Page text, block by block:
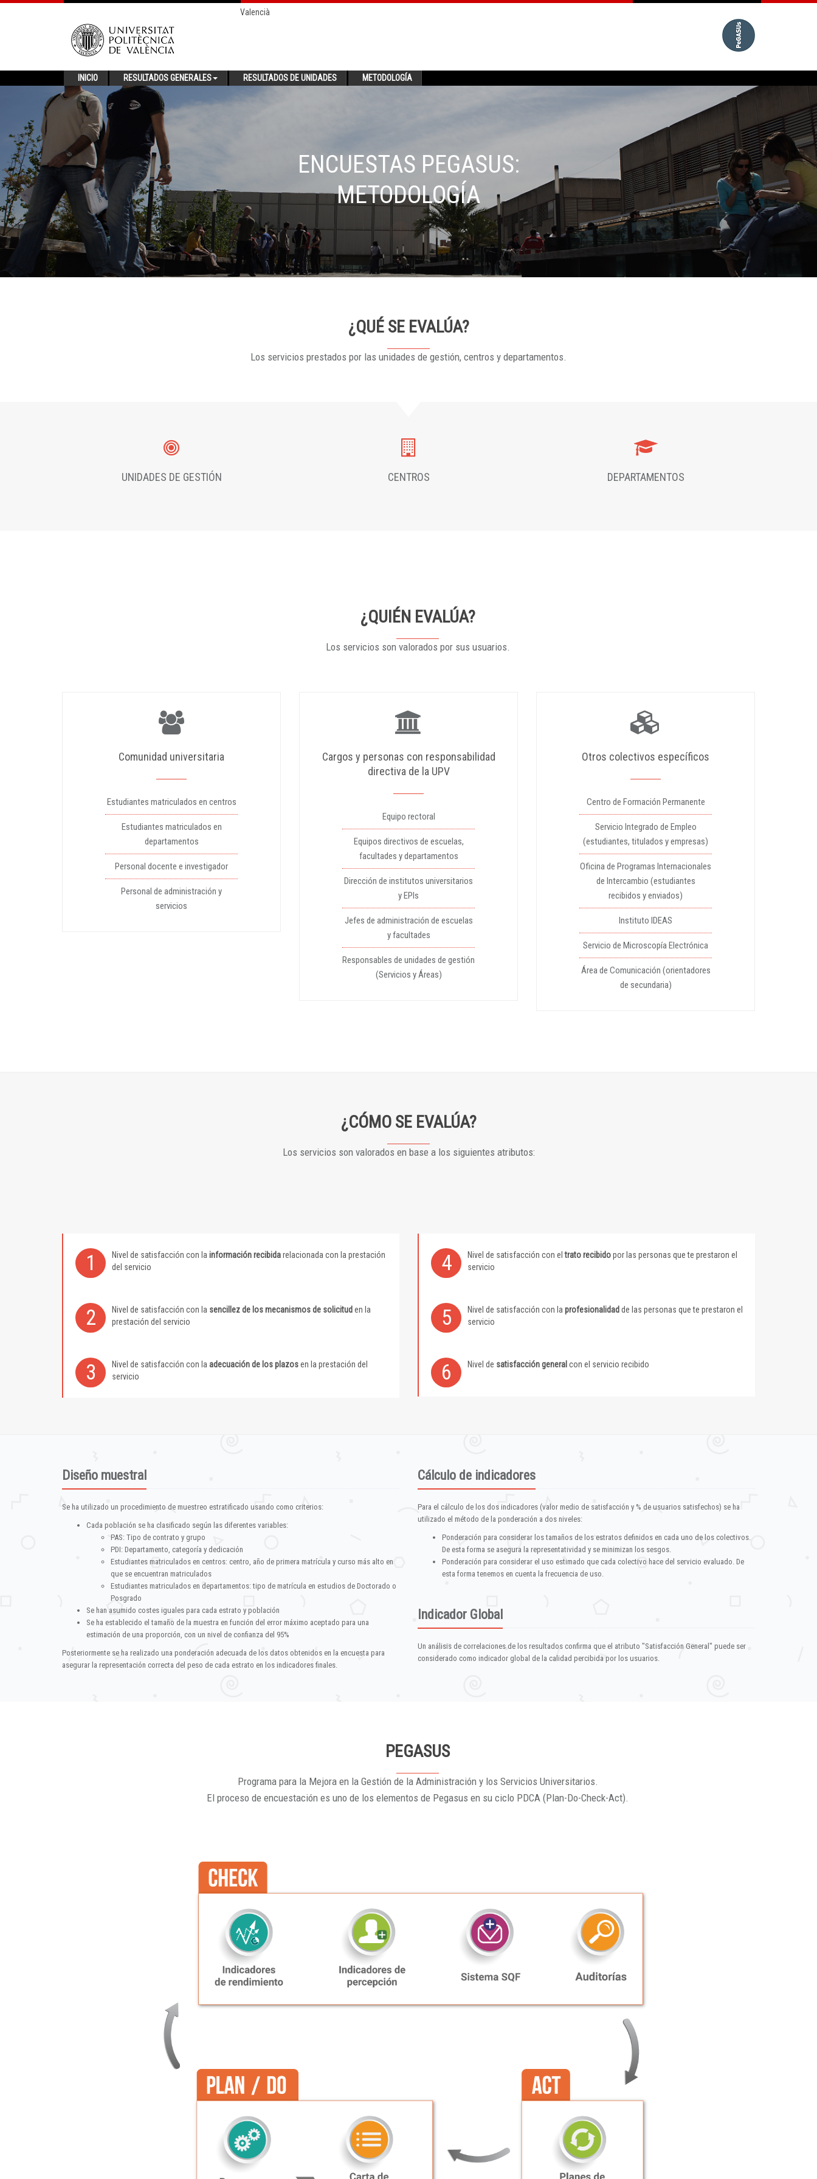
Valencià
INICIO RESULTADOS GENERALES RESULTADOS DE UNIDADES METODOLOGÍA
ENCUESTAS PEGASUS:
METODOLOGÍA
¿QUÉ SE EVALÚA?
Los servicios prestados por las unidades de gestión, centros y departamentos.
UNIDADES DE GESTIÓN CENTROS DEPARTAMENTOS
¿QUIÉN EVALÚA?
Los servicios son valorados por sus usuarios.
Comunidad universitaria
Estudiantes matriculados en centros
Estudiantes matriculados en
departamentos
Personal docente e investigador
Personal de administración y
servicios
Cargos y personas con responsabilidad
directiva de la UPV
Equipo rectoral
Equipos directivos de escuelas,
facultades y departamentos
Dirección de institutos universitarios
y EPIs
Jefes de administración de escuelas
y facultades
Responsables de unidades de gestión
(Servicios y Áreas)
Otros colectivos específicos
Centro de Formación Permanente
Servicio Integrado de Empleo
(estudiantes, titulados y empresas)
Oficina de Programas Internacionales
de Intercambio (estudiantes
recibidos y enviados)
Instituto IDEAS
Servicio de Microscopía Electrónica
Área de Comunicación (orientadores
de secundaria)
¿CÓMO SE EVALÚA?
Los servicios son valorados en base a los siguientes atributos:
1 Nivel de satisfacción con la información recibidarelacionada con la prestación
del servicio
4 Nivel de satisfacción con eltrato recibidopor las personas que te prestaron el
servicio
2 Nivel de satisfacción con la sencillez de los mecanismos de solicitud en la
prestación del servicio
5 Nivel de satisfacción con la profesionalidad de las personas que te prestaron el
servicio
3 Nivel de satisfacción con la adecuación de los plazosen la prestación del
servicio
6 Nivel de satisfacción general con el servicio recibido
Diseño muestral
Se ha utilizado un procedimiento de muestreo estratificado usando como criterios:
Cada población se ha clasificado según las diferentes variables:
PAS: Tipo de contrato y grupo
PDI: Departamento, categoría y dedicación
Estudiantes matriculados en centros: centro, año de primera matrícula y curso más alto en
que se encuentran matriculados
Estudiantes matriculados en departamentos: tipo de matrícula en estudios de Doctorado o
Posgrado
Se han asumido costes iguales para cada estrato y población
Se ha establecido el tamaño de la muestra en función del error máximo aceptado para una
estimación de una proporción, con un nivel de confianza del 95%
Posteriormente se ha realizado una ponderación adecuada de los datos obtenidos en la encuesta para
asegurar la representación correcta del peso de cada estrato en los indicadores finales.
Cálculo de indicadores
Para el cálculo de los dos indicadores (valor medio de satisfacción y % de usuarios satisfechos) se ha
utilizado el método de la ponderación a dos niveles:
Ponderación para considerar los tamaños de los estratos definidos en cada uno de los colectivos.
De esta forma se asegura la representatividad y se minimizan los sesgos.
Ponderación para considerar el uso estimado que cada colectivo hace del servicio evaluado. De
esta forma tenemos en cuenta la frecuencia de uso.
Indicador Global
Un análisis de correlaciones de los resultados confirma que el atributo "Satisfacción General" puede ser
considerado como indicador global de la calidad percibida por los usuarios.
PEGASUS
Programa para la Mejora en la Gestión de la Administración y los Servicios Universitarios.
El proceso de encuestación es uno de los elementos de Pegasus en su ciclo PDCA (Plan-Do-Check-Act).